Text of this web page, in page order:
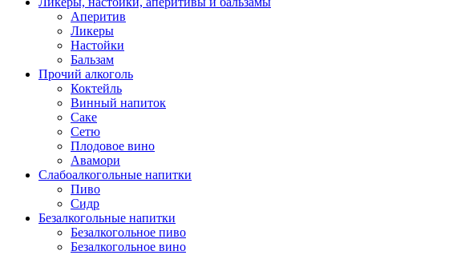
Аперитив
Ликеры
Настойки
Бальзам
Прочий алкоголь
Коктейль
Винный напиток
Саке
Сетю
Плодовое вино
Авамори
Слабоалкогольные напитки
Пиво
Сидр
Безалкогольные напитки
Безалкогольное пиво
Безалкогольное вино